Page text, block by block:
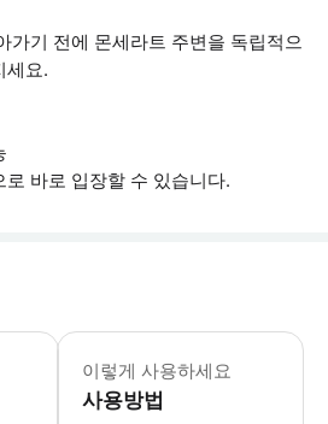
가기 전에 몬세라트 주변을 독립적으
세요.
바로 입장할 수 있습니다.
▶ 꼭 알아두세요 * 잠재적으로 고르지
이렇게 사용하세요
사용방법